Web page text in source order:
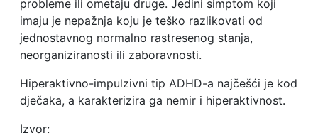
probleme ili ometaju druge. Jedini simptom koji
imaju je nepažnja koju je teško razlikovati od
jednostavnog normalno rastresenog stanja,
neorganiziranosti ili zaboravnosti.
Hiperaktivno-impulzivni tip ADHD-a najčešći je kod
dječaka, a karakterizira ga nemir i hiperaktivnost.
Izvor: